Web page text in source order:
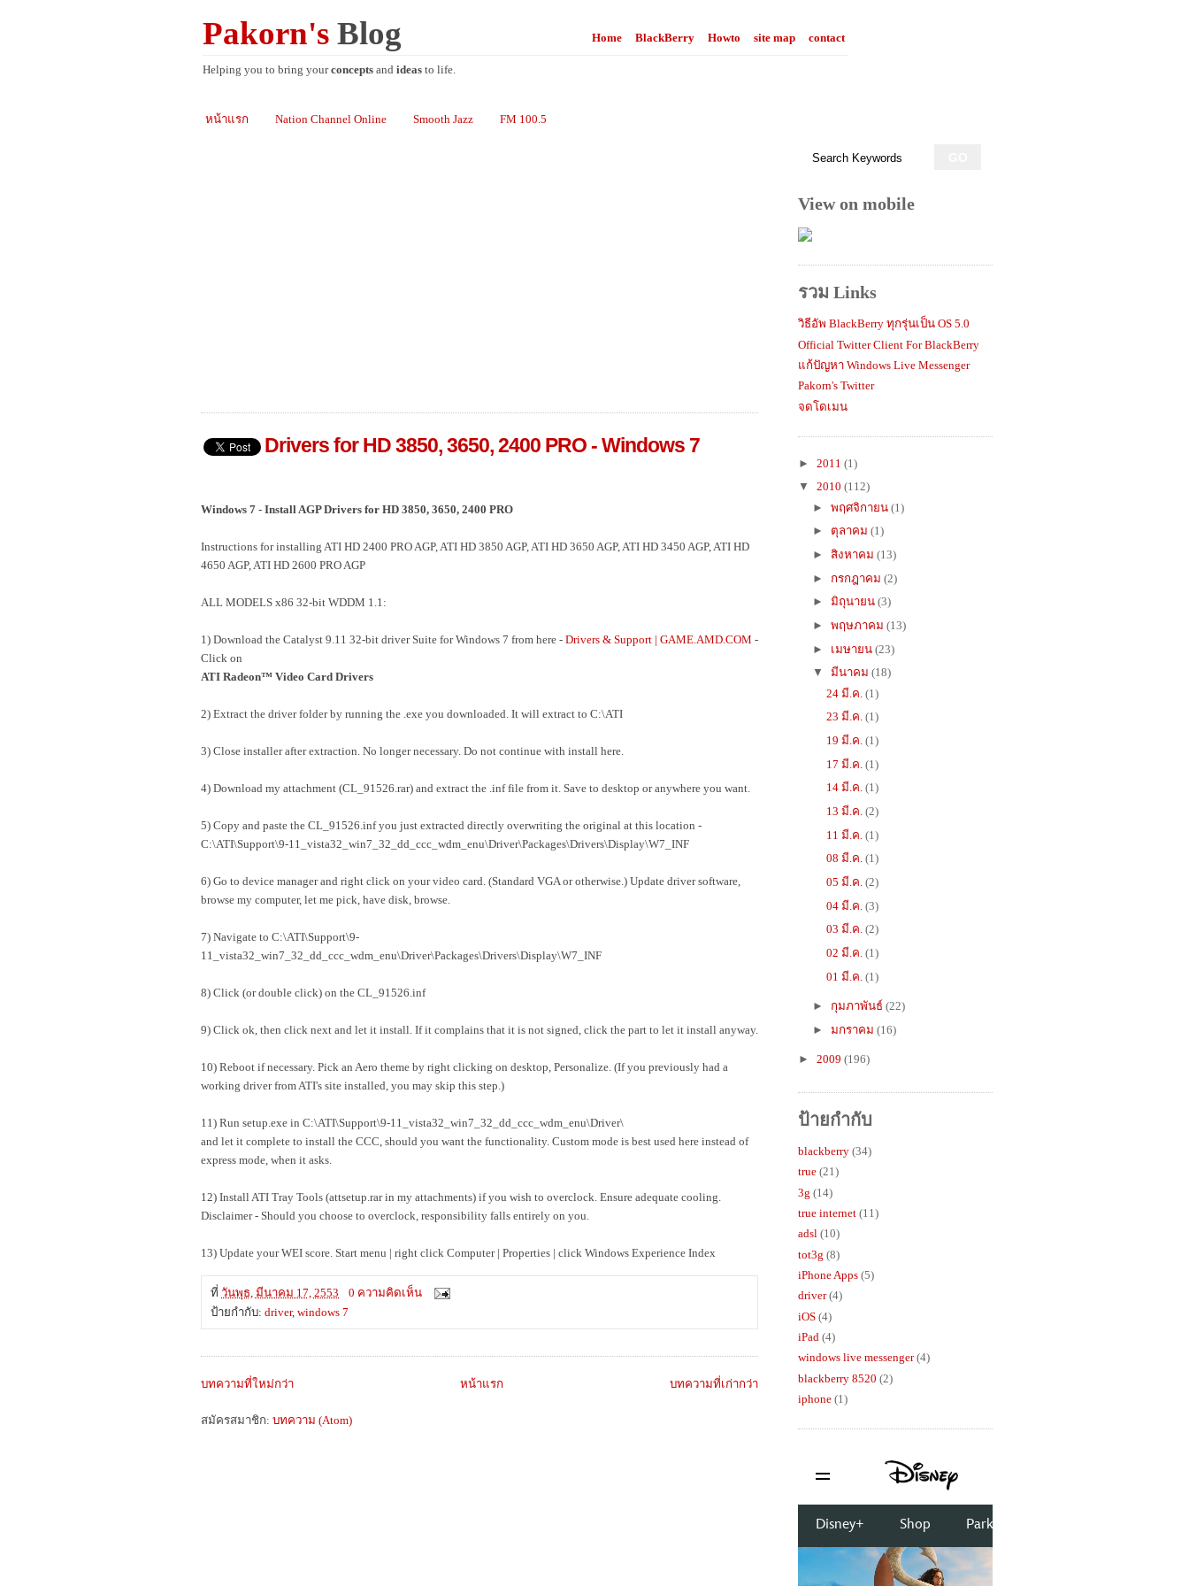
Pakorn's Blog Home BlackBerry Howto site map contact
Helping you to bring yourconcepts and ideas to life.
หน้าแรก Nation Channel Online Smooth Jazz FM 100.5
Drivers for HD 3850, 3650, 2400 PRO - Windows 7
Windows 7 - Install AGP Drivers for HD 3850, 3650, 2400 PRO
Instructions for installing ATI HD 2400 PRO AGP, ATI HD 3850 AGP, ATI HD 3650 AGP, ATI HD 3450 AGP, ATI HD
4650 AGP, ATI HD 2600 PRO AGP
ALL MODELS x86 32-bit WDDM 1.1:
1) Download the Catalyst 9.11 32-bit driver Suite for Windows 7 from here - Drivers & Support | GAME.AMD.COM -
Click on
ATI Radeon™ Video Card Drivers
2) Extract the driver folder by running the .exe you downloaded. It will extract to C:\ATI
3) Close installer after extraction. No longer necessary. Do not continue with install here.
4) Download my attachment (CL_91526.rar) and extract the .inf file from it. Save to desktop or anywhere you want.
5) Copy and paste the CL_91526.inf you just extracted directly overwriting the original at this location -
C:\ATI\Support\9-11_vista32_win7_32_dd_ccc_wdm_enu\Driver\Packages\Drivers\Display\W7_INF
6) Go to device manager and right click on your video card. (Standard VGA or otherwise.) Update driver software,
browse my computer, let me pick, have disk, browse.
7) Navigate to C:\ATI\Support\9-
11_vista32_win7_32_dd_ccc_wdm_enu\Driver\Packages\Drivers\Display\W7_INF
8) Click (or double click) on the CL_91526.inf
9) Click ok, then click next and let it install. If it complains that it is not signed, click the part to let it install anyway.
10) Reboot if necessary. Pick an Aero theme by right clicking on desktop, Personalize. (If you previously had a
working driver from ATI's site installed, you may skip this step.)
11) Run setup.exe in C:\ATI\Support\9-11_vista32_win7_32_dd_ccc_wdm_enu\Driver\
and let it complete to install the CCC, should you want the functionality. Custom mode is best used here instead of
express mode, when it asks.
12) Install ATI Tray Tools (attsetup.rar in my attachments) if you wish to overclock. Ensure adequate cooling.
Disclaimer - Should you choose to overclock, responsibility falls entirely on you.
13) Update your WEI score. Start menu | right click Computer | Properties | click Windows Experience Index
ที่ วันพุธ, มีนาคม 17, 2553
0 ความคิดเห็น
ป้ายกำกับ: driver, windows 7
บทความที่ใหม่กว่า บทความที่เก่ากว่า
หน้าแรก
สมัครสมาชิก: บทความ (Atom)
View on mobile
รวม Links
วิธีอัพ BlackBerry ทุกรุ่นเป็น OS 5.0
Official Twitter Client For BlackBerry
แก้ปัญหา Windows Live Messenger
Pakorn's Twitter
จดโดเมน
► 2011 (1)
▼ 2010 (112)
► พฤศจิกายน (1)
► ตุลาคม (1)
► สิงหาคม (13)
► กรกฎาคม (2)
► มิถุนายน (3)
► พฤษภาคม (13)
► เมษายน (23)
▼ มีนาคม (18)
24 มี.ค. (1)
23 มี.ค. (1)
19 มี.ค. (1)
17 มี.ค. (1)
14 มี.ค. (1)
13 มี.ค. (2)
11 มี.ค. (1)
08 มี.ค. (1)
05 มี.ค. (2)
04 มี.ค. (3)
03 มี.ค. (2)
02 มี.ค. (1)
01 มี.ค. (1)
► กุมภาพันธ์ (22)
► มกราคม (16)
► 2009 (196)
ป้ายกำกับ
blackberry (34)
true (21)
3g (14)
true internet (11)
adsl (10)
tot3g (8)
iPhone Apps (5)
driver (4)
iOS (4)
iPad (4)
windows live messenger (4)
blackberry 8520 (2)
iphone (1)